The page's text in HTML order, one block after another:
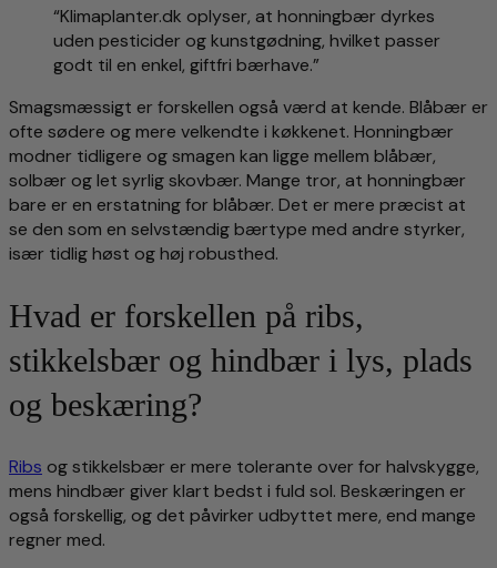
“Klimaplanter.dk oplyser, at honningbær dyrkes
uden pesticider og kunstgødning, hvilket passer
godt til en enkel, giftfri bærhave.”
Smagsmæssigt er forskellen også værd at kende. Blåbær er
ofte sødere og mere velkendte i køkkenet. Honningbær
modner tidligere og smagen kan ligge mellem blåbær,
solbær og let syrlig skovbær. Mange tror, at honningbær
bare er en erstatning for blåbær. Det er mere præcist at
se den som en selvstændig bærtype med andre styrker,
især tidlig høst og høj robusthed.
Hvad er forskellen på ribs,
stikkelsbær og hindbær i lys, plads
og beskæring?
Ribs og stikkelsbær er mere tolerante over for halvskygge,
mens hindbær giver klart bedst i fuld sol. Beskæringen er
også forskellig, og det påvirker udbyttet mere, end mange
regner med.